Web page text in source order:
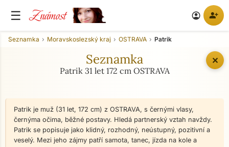
☰ Známost account_circle person_add
✕
Seznamka Moravskoslezský kraj OSTRAVA Patrik
Seznamka
Patrik 31 let 172 cm OSTRAVA
Patrik je muž (31 let, 172 cm) z OSTRAVA, s černými vlasy,
černýma očima, běžné postavy. Hledá partnerský vztah navždy.
Patrik se popisuje jako klidný, rozhodný, neústupný, pozitivní a
veselý. Mezi jeho zájmy patří samota, tanec, jízda na kole a